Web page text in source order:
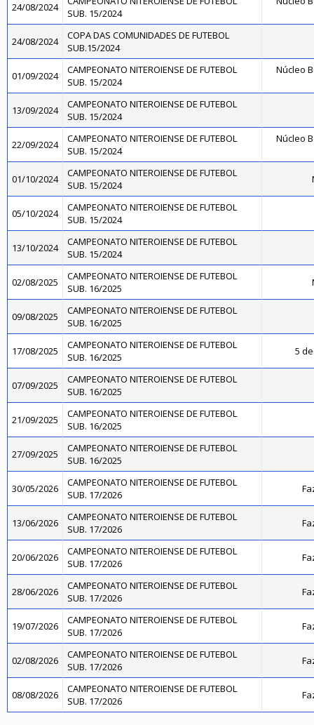
24/08/2024
SUB. 15/2024
24/08/2024
COPA DAS COMUNIDADES DE FUTEBOL
SUB.15/2024
01/09/2024
CAMPEONATO NITEROIENSE DE FUTEBOL
SUB. 15/2024
Núcleo
13/09/2024
CAMPEONATO NITEROIENSE DE FUTEBOL
SUB. 15/2024
22/09/2024
CAMPEONATO NITEROIENSE DE FUTEBOL
SUB. 15/2024
Núcleo
01/10/2024
CAMPEONATO NITEROIENSE DE FUTEBOL
SUB. 15/2024
05/10/2024
CAMPEONATO NITEROIENSE DE FUTEBOL
SUB. 15/2024
13/10/2024
CAMPEONATO NITEROIENSE DE FUTEBOL
SUB. 15/2024
02/08/2025
CAMPEONATO NITEROIENSE DE FUTEBOL
SUB. 16/2025
09/08/2025
CAMPEONATO NITEROIENSE DE FUTEBOL
SUB. 16/2025
17/08/2025
CAMPEONATO NITEROIENSE DE FUTEBOL
SUB. 16/2025
5
07/09/2025
CAMPEONATO NITEROIENSE DE FUTEBOL
SUB. 16/2025
21/09/2025
CAMPEONATO NITEROIENSE DE FUTEBOL
SUB. 16/2025
27/09/2025
CAMPEONATO NITEROIENSE DE FUTEBOL
SUB. 16/2025
30/05/2026
CAMPEONATO NITEROIENSE DE FUTEBOL
SUB. 17/2026
13/06/2026
CAMPEONATO NITEROIENSE DE FUTEBOL
SUB. 17/2026
20/06/2026
CAMPEONATO NITEROIENSE DE FUTEBOL
SUB. 17/2026
28/06/2026
CAMPEONATO NITEROIENSE DE FUTEBOL
SUB. 17/2026
19/07/2026
CAMPEONATO NITEROIENSE DE FUTEBOL
SUB. 17/2026
02/08/2026
CAMPEONATO NITEROIENSE DE FUTEBOL
SUB. 17/2026
08/08/2026
CAMPEONATO NITEROIENSE DE FUTEBOL
SUB. 17/2026